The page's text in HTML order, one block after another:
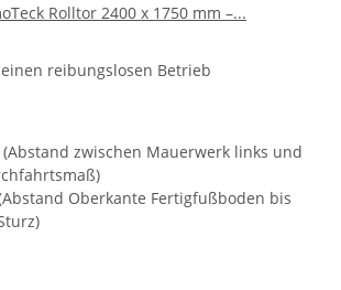
reibungslosen Betrieb
zwischen Mauerwerk links und
Oberkante Fertigfußboden bis